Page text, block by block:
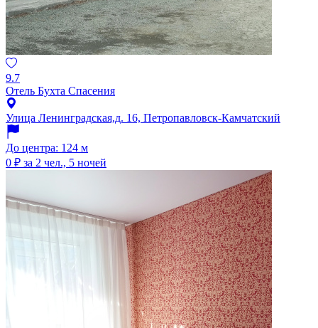
9.7
Отель Бухта Спасения
Улица Ленинградская,д. 16, Петропавловск-Камчатский
До центра: 124 м
0 ₽ за 2 чел., 5 ночей